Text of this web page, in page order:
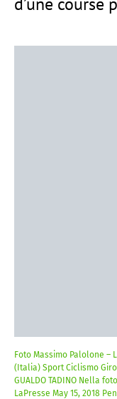
Foto Massimo Palolone –
(Italia) Sport Ciclismo Giro
GUALDO TADINO Nella
LaPresse May 15, 2018